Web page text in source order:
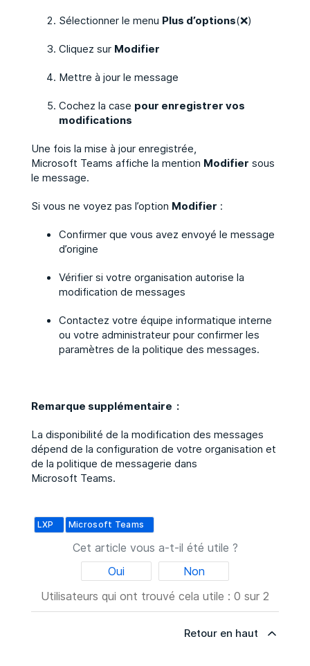
Sélectionner le menu Plus d’options(❌)
Cliquez sur Modifier
Mettre à jour le message
Cochez la case pour enregistrer vos
modifications
Une fois la mise à jour enregistrée,
Microsoft Teams affiche la mention Modifier sous
le message.
Si vous ne voyez pas l’option Modifier :
Confirmer que vous avez envoyé le message
d’origine
Vérifier si votre organisation autorise la
modification de messages
Contactez votre équipe informatique interne
ou votre administrateur pour confirmer les
paramètres de la politique des messages.
Remarque supplémentaire :
La disponibilité de la modification des messages
dépend de la configuration de votre organisation et
de la politique de messagerie dans
Microsoft Teams.
LXP Microsoft Teams
Cet article vous a-t-il été utile ?
Oui
Non
Utilisateurs qui ont trouvé cela utile : 0 sur 2
Retour en haut